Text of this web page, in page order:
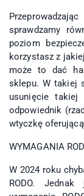
sprawdzamy
poziom
korzystasz z
może to dać
sklepu. W takiej
usunięcie
odpowiednik
wtyczkę
WYMAGANIA
W 2024 roku
RODO. Jednak